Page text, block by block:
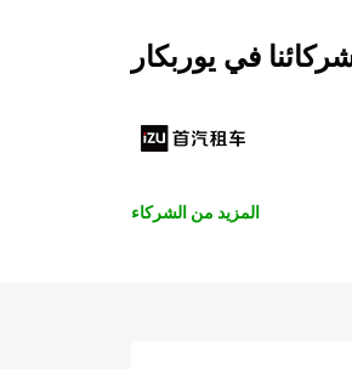
في يوربكار
المزيد من الشركاء